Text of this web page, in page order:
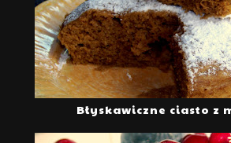
Błyskawiczne ciasto z